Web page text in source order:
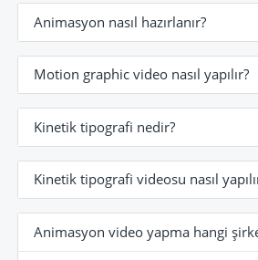
Animasyon nasıl hazırlanır?
Motion graphic video nasıl yapılır?
Kinetik tipografi nedir?
Kinetik tipografi videosu nasıl
Animasyon video yapma hangi